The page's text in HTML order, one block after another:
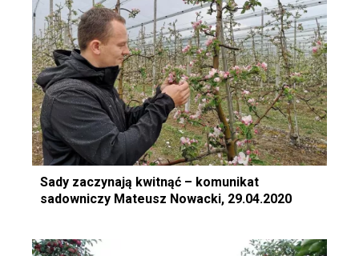
Sady zaczynają kwitnąć – komunikat
sadowniczy Mateusz Nowacki, 29.04.2020